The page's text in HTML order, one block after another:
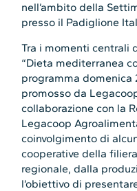
nell’ambito della
presso il Padiglione
Tra i momenti centrali
“Dieta mediterranea
programma domenica
promosso da
collaborazione con la
Legacoop
coinvolgimento di
cooperative della
regionale, dalla
l’obiettivo di